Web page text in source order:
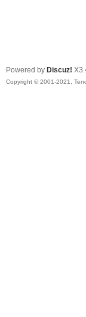
Powered by Discuz!
Copyright © 2001-2021,